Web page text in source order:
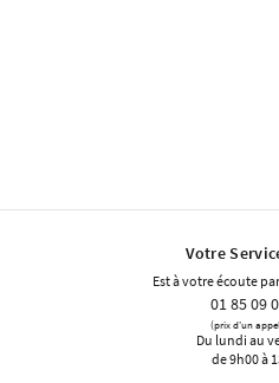
Votre
Est à votre écoute
01 85 09
(prix d'un
Du lundi au
de 9h00 à